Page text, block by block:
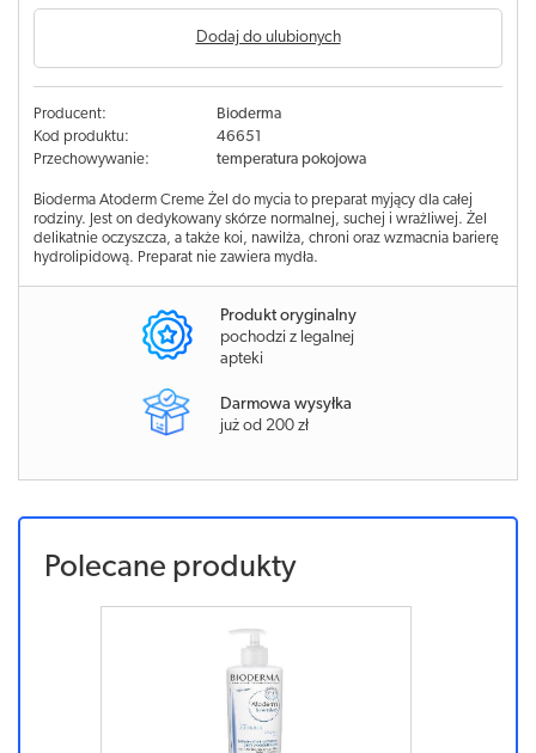
Dodaj do ulubionych
Producent:
Bioderma
Kod produktu:
46651
Przechowywanie:
temperatura pokojowa
Bioderma Atoderm Creme Żel do mycia to preparat myjący dla całej
rodziny. Jest on dedykowany skórze normalnej, suchej i wrażliwej. Żel
delikatnie oczyszcza, a także koi, nawilża, chroni oraz wzmacnia barierę
hydrolipidową. Preparat nie zawiera mydła.
Produkt oryginalny
pochodzi z legalnej
apteki
Darmowa wysyłka
już od 200 zł
Polecane produkty